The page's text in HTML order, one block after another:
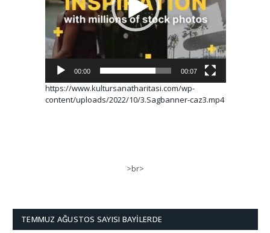
00:00 00:07
https://www.kultursanatharitasi.com/wp-
content/uploads/2022/10/3.Sagbanner-caz3.mp4
>br>
TEMMUZ AĞUSTOS SAYISI BAYILERDE